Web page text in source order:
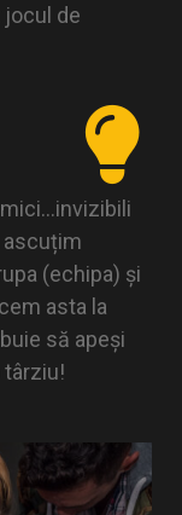
de
ascuțim
(echipa) și
asta la
să apeși
târziu!